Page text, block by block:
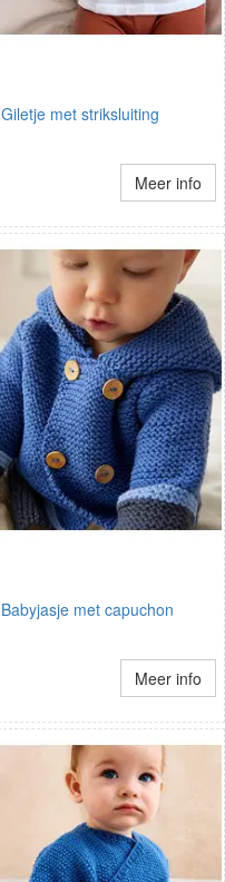
Giletje met striksluiting
Meer info
Babyjasje met capuchon
Meer info